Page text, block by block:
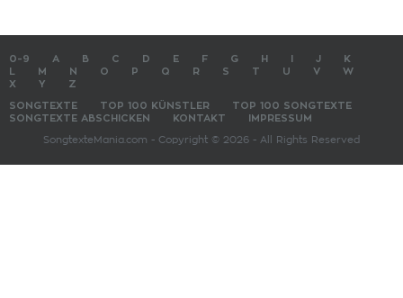
0-9 A B C D E F G H J
K
M N O P Q R S T U V
W
X
Y Z
SONGTEXTE TOP 100 KÜNSTLER
TOP 100 SONGTEXTE
SONGTEXTE ABSCHICKEN
KONTAKT IMPRESSUM
SongtexteMania.com - Copyright © 2026 - All Rights Reserved